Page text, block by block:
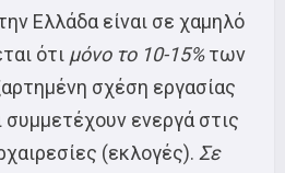
Ελλάδα είναι σε χαμηλό
ότι μόνο το 10-15%των
σχέση εργασίας
συμμετέχουν ενεργά στις
(εκλογές). Σε